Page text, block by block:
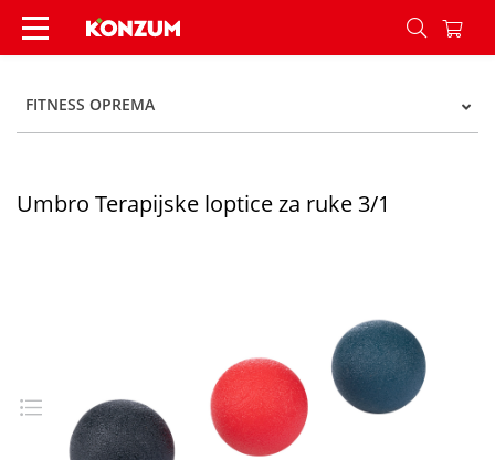
Umbro Terapijske loptice za ruke 3/1 - Konzum
FITNESS OPREMA
Umbro Terapijske loptice za ruke 3/1